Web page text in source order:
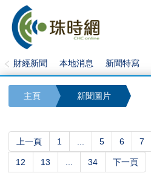
財經新聞 本地消息 新聞特寫
主頁 新聞圖片
上一頁 1 5 6 7
12 13 34 下一頁